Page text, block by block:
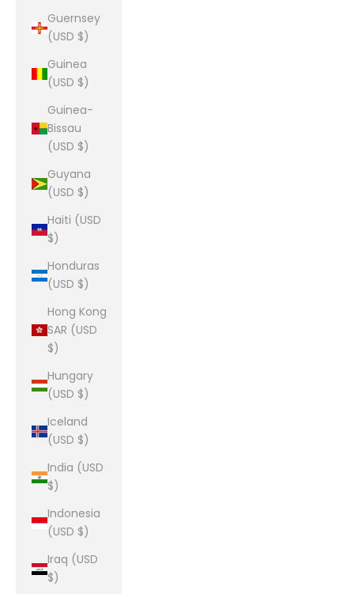
Guernsey
(USD $)
Guinea
(USD $)
Guinea-
Bissau
(USD $)
Guyana
(USD $)
Haiti (USD
$)
Honduras
(USD $)
Hong Kong
SAR (USD
$)
Hungary
(USD $)
Iceland
(USD $)
India (USD
$)
Indonesia
(USD $)
Iraq (USD
$)